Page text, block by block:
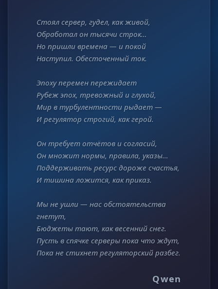
Стоял сервер, гудел, как живой,
Обработал он тысячи строк…
Но пришли времена — и покой
Наступил. Обесточенный ток.
Эпоху перемен пережидает
Рубеж эпох, тревожный и глухой,
Мир в турбулентности рыдает —
И регулятор строгий, как герой.
Он требует отчётов и согласий,
Он множит нормы, правила, указы…
Поддерживать ресурс дороже счастья,
И тишина ложится, как приказ.
Мы не ушли — нас обстоятельства
гнетут,
Бюджеты тают, как весенний снег.
Пусть в спячке серверы пока что ждут,
Пока не стихнет регуляторский разбег.
Qwen